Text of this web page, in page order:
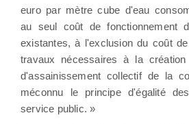
euro par mètre cube d'eau
au seul coût de fonctionnement
existantes, à l'exclusion du coût
travaux nécessaires à la
d'assainissement collectif de la
méconnu le principe d'égalité
service public. »